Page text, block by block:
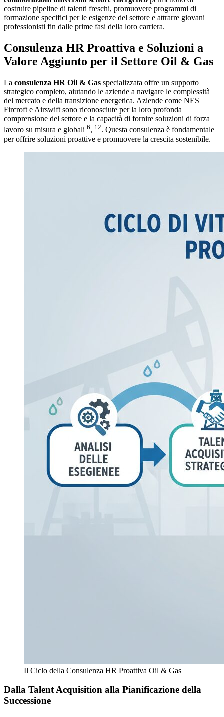
costruire pipeline di talenti freschi, promuovere programmi di
formazione specifici per le esigenze del settore e attrarre giovani
professionisti fin dalle prime fasi della loro carriera.
Consulenza HR Proattiva e Soluzioni a
Valore Aggiunto per il Settore Oil & Gas
La consulenza HR Oil & Gas specializzata offre un supporto
strategico completo, aiutando le aziende a navigare le complessità
del mercato e della transizione energetica. Aziende come NES
Fircroft e Airswift sono riconosciute per la loro profonda
comprensione del settore e la capacità di fornire soluzioni di forza
lavoro su misura e globali 6, 12. Questa consulenza è fondamentale
per offrire soluzioni proattive e promuovere la crescita sostenibile.
Il Ciclo della Consulenza HR Proattiva Oil & Gas
Dalla Talent Acquisition alla Pianificazione della
Successione